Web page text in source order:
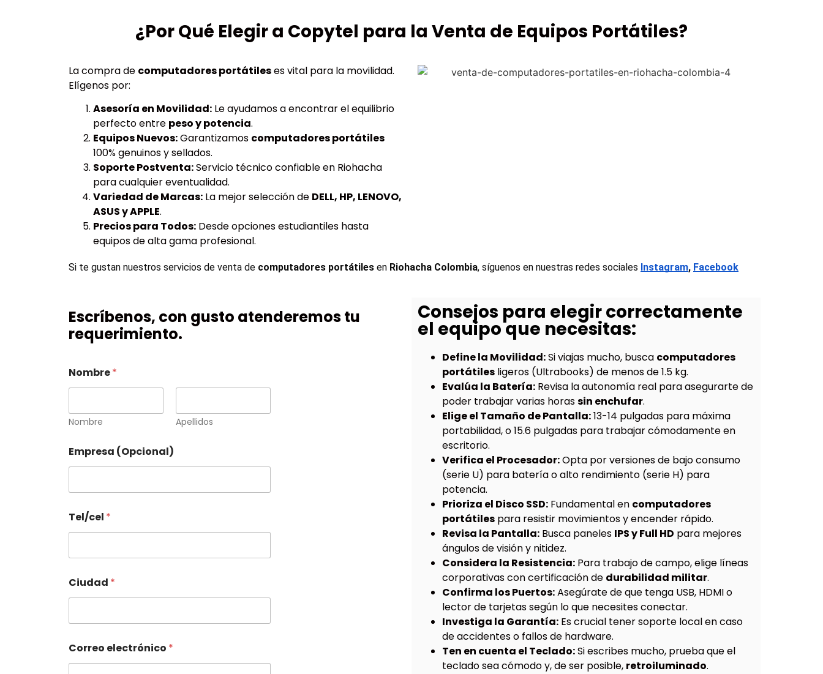
¿Por Qué Elegir a Copytel para la Venta de Equipos Portátiles?
La compra de computadores portátileses vital para la movilidad.
Elígenos por:
Asesoría en Movilidad: Le ayudamos a encontrar el equilibrio
perfecto entre peso y potencia.
Equipos Nuevos:Garantizamos computadores portátiles
100% genuinos y sellados.
Soporte Postventa:Servicio técnico confiable en Riohacha
para cualquier eventualidad.
Variedad de Marcas: La mejor selección de DELL, HP, LENOVO,
ASUS y APPLE.
Precios para Todos: Desde opciones estudiantiles hasta
equipos de alta gama profesional.
Si te gustan nuestros servicios de venta de computadores portátiles en Riohacha Colombia, síguenos en nuestras redes sociales Instagram, Facebook
Escríbenos, con gusto atenderemos tu
requerimiento.
Nombre*
Nombre Apellidos
Empresa (Opcional)
Tel/cel *
Ciudad *
Correo electrónico *
Consejos para elegir correctamente
el equipo que necesitas:
Define la Movilidad:Si viajas mucho, busca computadores
portátiles ligeros (Ultrabooks) de menos de 1.5 kg.
Evalúa la Batería: Revisa la autonomía real para asegurarte de
poder trabajar varias horassin enchufar.
Elige el Tamaño de Pantalla:13-14 pulgadas para máxima
portabilidad, o 15.6 pulgadas para trabajar cómodamente en
escritorio.
Verifica el Procesador:Opta por versiones de bajo consumo
(serie U) para batería o alto rendimiento (serie H) para
potencia.
Prioriza el Disco SSD: Fundamental en computadores
portátiles para resistir movimientos y encender rápido.
Revisa la Pantalla: Busca paneles IPS y Full HD para mejores
ángulos de visión y nitidez.
Considera la Resistencia: Para trabajo de campo, elige líneas
corporativas con certificación de durabilidad militar.
Confirma los Puertos:Asegúrate de que tenga USB, HDMI o
lector de tarjetas según lo que necesites conectar.
Investiga la Garantía: Es crucial tener soporte local en caso
de accidentes o fallos de hardware.
Ten en cuenta el Teclado:Si escribes mucho, prueba que el
teclado sea cómodo y, de ser posible, retroiluminado.